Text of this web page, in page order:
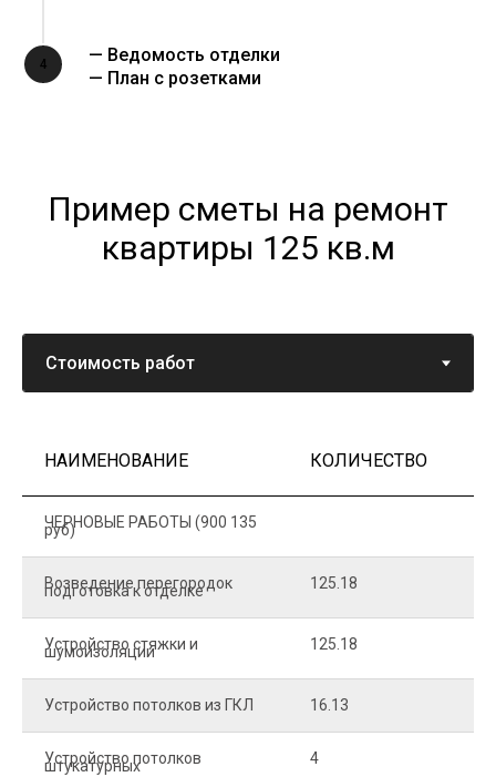
4
— Ведомость отделки
— План с розетками
Пример сметы на ремонт
квартиры 125 кв.м
НАИМЕНОВАНИЕ КОЛИЧЕСТВО
ЧЕРНОВЫЕ РАБОТЫ (900 135
руб)
Возведение перегородок
подготовка к отделке 125.18
Устройство стяжки и
шумоизоляции 125.18
Устройство потолков из ГКЛ 16.13
Устройство потолков
штукатурных 4